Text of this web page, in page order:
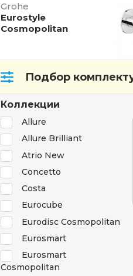
Grohe
Eurostyle
Cosmopolitan
Подбор
Коллекции
Allure
Allure Brilliant
Atrio New
Concetto
Costa
Eurocube
Eurodisc Cosmopolitan
Eurosmart
Eurosmart
Cosmopolitan